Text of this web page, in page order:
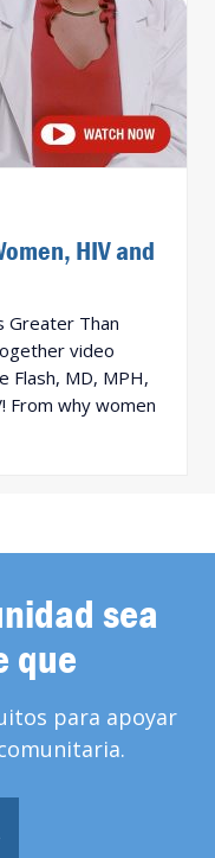
HIV and
Greater Than
video
Flash, MD, MPH,
From why women
sea
que
para apoyar